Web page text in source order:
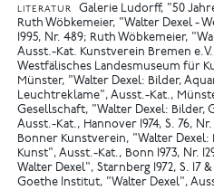
LITERATUR
Galerie Ludorff, "50
Ruth Wöbkemeier, "Walter Dexel -
1995, Nr. 489
Ruth Wöbkemeier,
Ausst.-Kat. Kunstverein Bremen e.V.,
Westfälisches Landesmuseum für
Münster, "Walter Dexel: Bilder,
Leuchtreklame", Ausst.-Kat., Münster
Gesellschaft, "Walter Dexel: Bilder,
Ausst.-Kat., Hannover 1974, S. 76, Nr.
Bonner Kunstverein, "Walter Dexel:
Kunst", Ausst.-Kat., Bonn 1973, Nr.
Walter Dexel", Starnberg 1972, S. 17 &
Goethe Institut, "Walter Dexel",